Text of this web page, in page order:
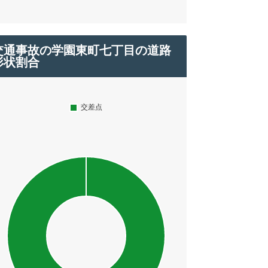
通事故の学園東町七丁目の道路
状割合